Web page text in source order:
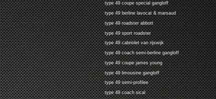
type 49 coupe special gangloff
type 49 berline lavocat & marsaud
type 49 roadster abbott
type 49 sport roadster
type 49 cabriolet van rijswijk
type 49 coach semi-berline gangloff
type 49 coupe james young
type 49 limousine gangloff
type 49 semi-profilee
type 49 coach sical